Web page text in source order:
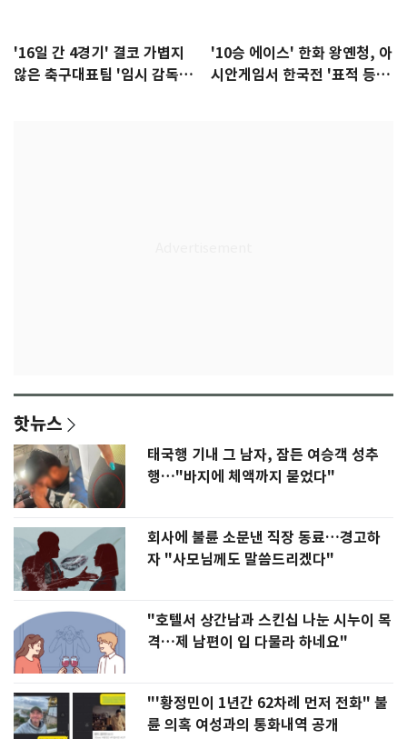
'16일 간 4경기' 결코 가볍지
않은 축구대표팀 '임시 감독'
'10승 에이스' 한화 왕옌청, 아
시안게임서 한국전 '표적 등
핫뉴스
태국행 기내 그 남자, 잠든 여승객 성추
행…"바지에 체액까지 묻었다"
회사에 불륜 소문낸 직장 동료…경고하
자 "사모님께도 말씀드리겠다"
"호텔서 상간남과 스킨십 나눈 시누이 목
격…제 남편이 입 다물라 하네요"
"'황정민이 1년간 62차례 먼저 전화" 불
륜 의혹 여성과의 통화내역 공개